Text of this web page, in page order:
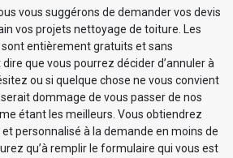
vous suggérons de demander vos devis
vos projets nettoyage de toiture. Les
entièrement gratuits et sans
que vous pourrez décider d’annuler à
ou si quelque chose ne vous convient
dommage de vous passer de nos
étant les meilleurs. Vous obtiendrez
personnalisé à la demande en moins de
qu’à remplir le formulaire qui vous est